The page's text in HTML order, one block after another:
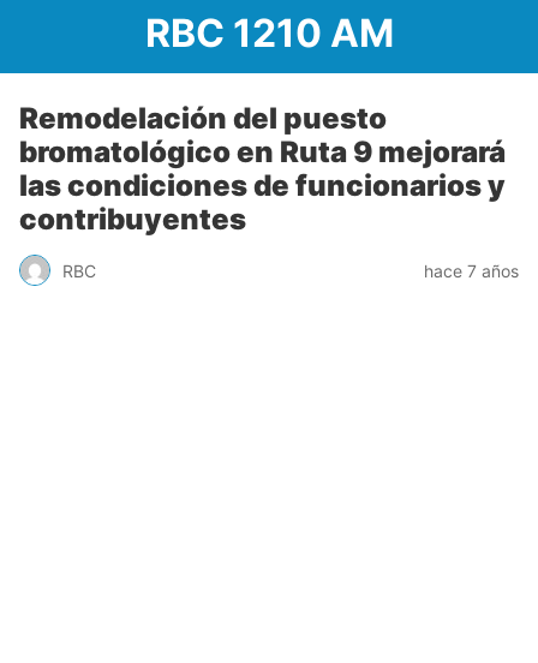
RBC 1210 AM
Remodelación del puesto
bromatológico en Ruta 9 mejorará
las condiciones de funcionarios y
contribuyentes
RBC hace 7 años